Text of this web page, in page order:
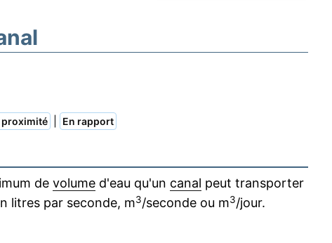
proximité En rapport
de volume d'eau qu'un canal peut transporter
litres par seconde, m3/seconde ou m3/jour.